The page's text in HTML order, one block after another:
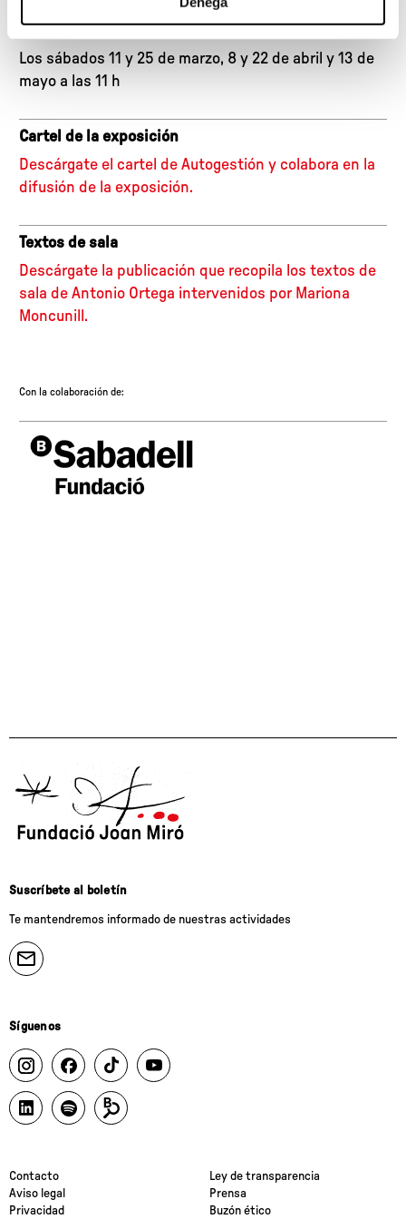
Visita dialógica gratuita
Los sábados 11 y 25 de marzo, 8 y 22 de abril y 13 de
mayo a las 11 h
Cartel de la exposición
Descárgate el cartel de Autogestión y colabora en la
difusión de la exposición.
Textos de sala
Descárgate la publicación que recopila los textos de
sala de Antonio Ortega intervenidos por Mariona
Moncunill.
Con la colaboración de:
Suscríbete al boletín
Te mantendremos informado de nuestras actividades
Síguenos
Contacto
Aviso legal
Privacidad
Ley de transparencia
Prensa
Buzón ético